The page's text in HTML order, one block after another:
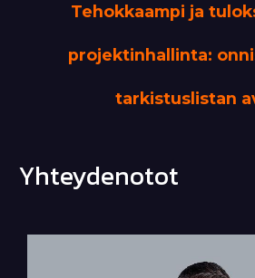
Tehokkaampi ja
projektinhallinta:
tarkistuslistan
Yhteydenotot